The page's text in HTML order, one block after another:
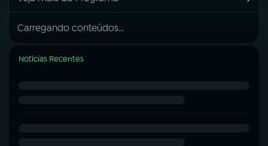
Carregando conteúdos...
Notícias Recentes